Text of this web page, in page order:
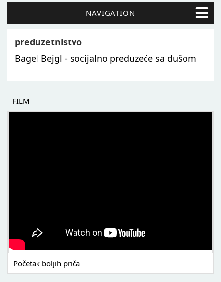
NAVIGATION
preduzetnistvo
Bagel Bejgl - socijalno preduzeće sa dušom
FILM
Početak boljih priča